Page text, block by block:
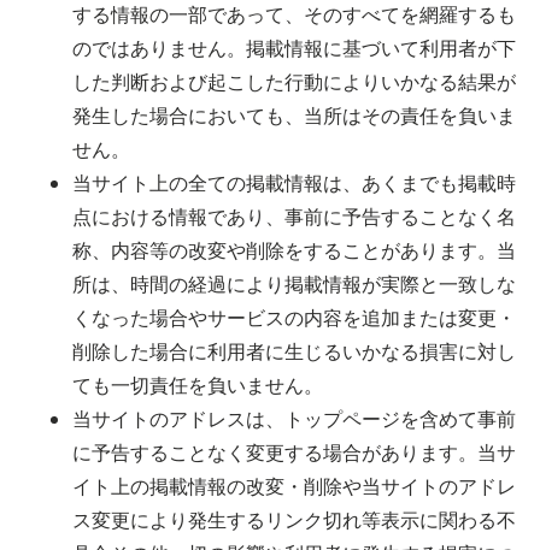
する情報の一部であって、そのすべてを網羅するも
のではありません。掲載情報に基づいて利用者が下
した判断および起こした行動によりいかなる結果が
発生した場合においても、当所はその責任を負いま
せん。
当サイト上の全ての掲載情報は、あくまでも掲載時
点における情報であり、事前に予告することなく名
称、内容等の改変や削除をすることがあります。当
所は、時間の経過により掲載情報が実際と一致しな
くなった場合やサービスの内容を追加または変更・
削除した場合に利用者に生じるいかなる損害に対し
ても一切責任を負いません。
当サイトのアドレスは、トップページを含めて事前
に予告することなく変更する場合があります。当サ
イト上の掲載情報の改変・削除や当サイトのアドレ
ス変更により発生するリンク切れ等表示に関わる不